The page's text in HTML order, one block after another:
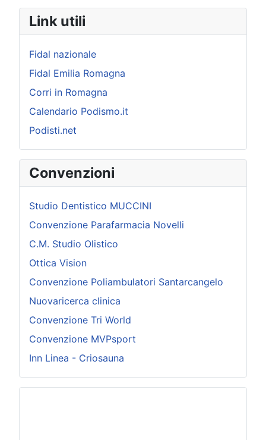
Link utili
Fidal nazionale
Fidal Emilia Romagna
Corri in Romagna
Calendario Podismo.it
Podisti.net
Convenzioni
Studio Dentistico MUCCINI
Convenzione Parafarmacia Novelli
C.M. Studio Olistico
Ottica Vision
Convenzione Poliambulatori Santarcangelo
Nuovaricerca clinica
Convenzione Tri World
Convenzione MVPsport
Inn Linea - Criosauna